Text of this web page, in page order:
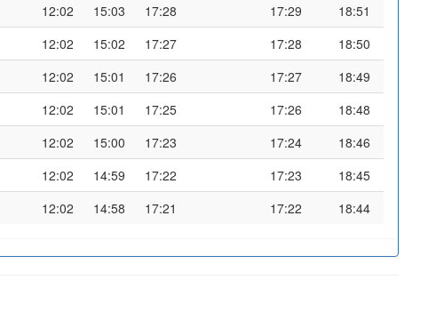
12:02 15:03 17:28 17:29
18:51
12:02 15:02 17:27 17:28
18:50
12:02 15:01 17:26 17:27
18:49
12:02 15:01 17:25 17:26
18:48
12:02 15:00 17:23 17:24
18:46
12:02 14:59 17:22 17:23
18:45
12:02 14:58 17:21 17:22 18:44